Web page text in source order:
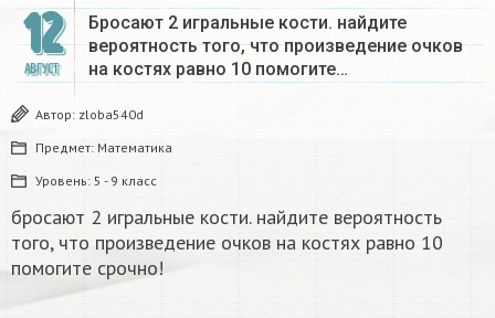
12
АВГУСТ
Бросают 2 игральные кости. найдите
вероятность того, что произведение очков
на костях равно 10 помогите…
Автор: zloba540d
Предмет: Математика
Уровень: 5 - 9 класс
бросают 2 игральные кости. найдите вероятность
того, что произведение очков на костях равно 10
помогите срочно!​